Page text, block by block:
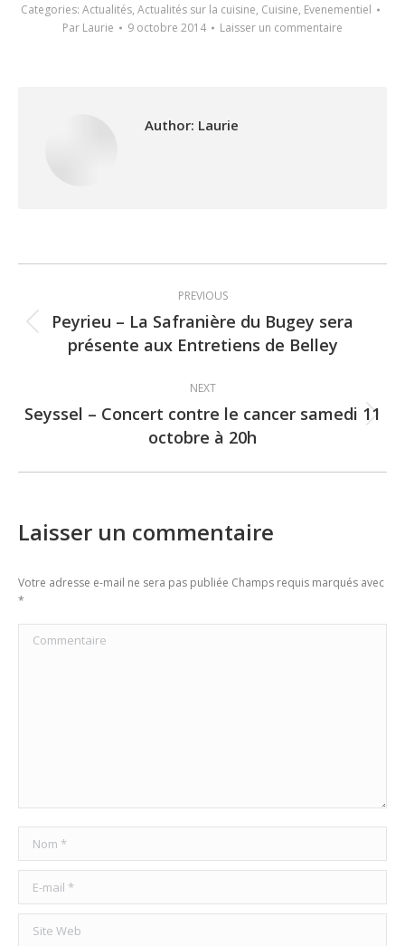
Categories: Actualités, Actualités sur la cuisine, Cuisine, Evenementiel
Par Laurie 9 octobre 2014 Laisser un commentaire
Author: Laurie
navigation
PREVIOUS
Previous
post:
Peyrieu – La Safranière du Bugey sera
présente aux Entretiens de Belley
NEXT
Next
post:
Seyssel – Concert contre le cancer samedi 11
octobre à 20h
Laisser un commentaire
Votre adresse e-mail ne sera pas publiée Champs requis marqués avec
*
Commentaire
Nom *
E-mail *
Site Web